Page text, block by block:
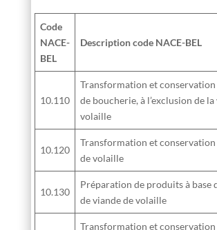
Code
NACE-
BEL
Description code NACE-BEL
10.110
Transformation et conservation
de boucherie, à l’exclusion de
volaille
10.120
Transformation et conservation
de volaille
10.130
Préparation de produits à base
de viande de volaille
Transformation et conservation